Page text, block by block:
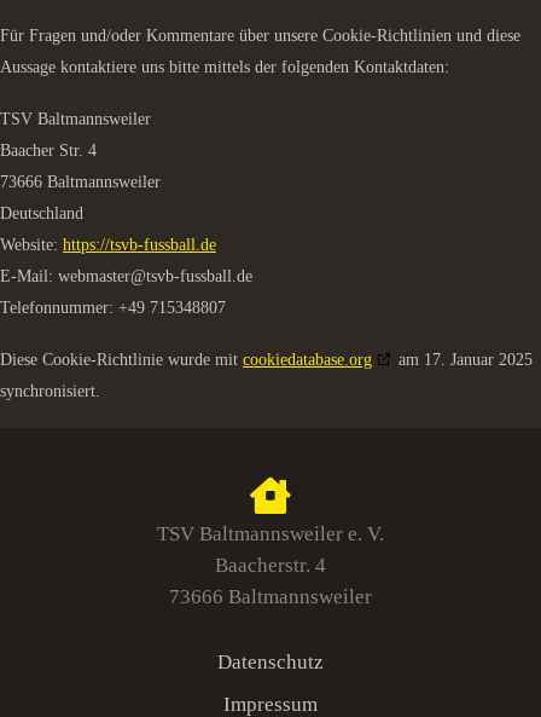
Für Fragen und/oder Kommentare über unsere Cookie-Richtlinien und diese
Aussage kontaktiere uns bitte mittels der folgenden Kontaktdaten:
TSV Baltmannsweiler
Baacher Str. 4
73666 Baltmannsweiler
Deutschland
Website: https://tsvb-fussball.de
E-Mail: webmaster@tsvb-fussball.de
Telefonnummer: +49 715348807
Diese Cookie-Richtlinie wurde mit cookiedatabase.org
am 17. Januar 2025
synchronisiert.
TSV Baltmannsweiler e. V.
Baacherstr. 4
73666 Baltmannsweiler
Datenschutz
Impressum